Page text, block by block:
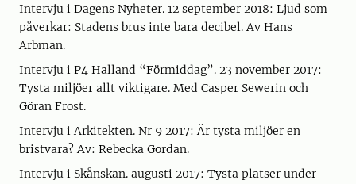
Intervju i Dagens Nyheter. 12 september 2018: Ljud som
påverkar: Stadens brus inte bara decibel. Av Hans
Arbman.
Intervju i P4 Halland “Förmiddag”. 23 november 2017:
Tysta miljöer allt viktigare. Med Casper Sewerin och
Göran Frost.
Intervju i Arkitekten. Nr 9 2017: Är tysta miljöer en
bristvara? Av: Rebecka Gordan.
Intervju i Skånskan. augusti 2017: Tysta platser under